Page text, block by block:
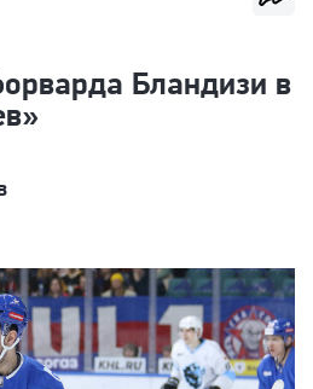
Бландизи в